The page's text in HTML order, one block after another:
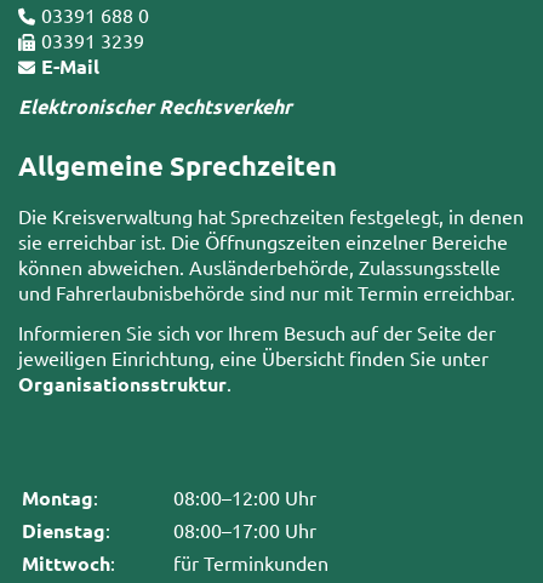
03391 688 0
03391 3239
E-Mail
Elektronischer Rechtsverkehr
Allgemeine Sprechzeiten
Die Kreisverwaltung hat Sprechzeiten festgelegt, in denen
sie erreichbar ist. Die Öffnungszeiten einzelner Bereiche
können abweichen. Ausländerbehörde, Zulassungsstelle
und Fahrerlaubnisbehörde sind nur mit Termin erreichbar.
Informieren Sie sich vor Ihrem Besuch auf der Seite der
jeweiligen Einrichtung, eine Übersicht finden Sie unter
Organisationsstruktur
Montag: 08:00–12:00 Uhr
Dienstag: 08:00–17:00 Uhr
Mittwoch: für Terminkunden